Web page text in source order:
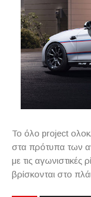
Το όλο project
στα πρότυπα των
με τις
βρίσκονται στο